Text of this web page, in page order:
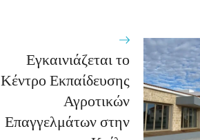
Εγκαινιάζεται το
Κέντρο Εκπαίδευσης
Αγροτικών
Επαγγελμάτων στην